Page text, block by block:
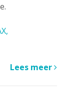
Lees meer